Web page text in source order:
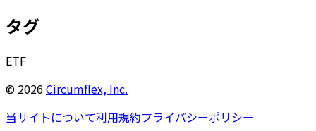
タグ
ETF
© 2026Circumflex, Inc.
当サイトについて利用規約プライバシーポリシー